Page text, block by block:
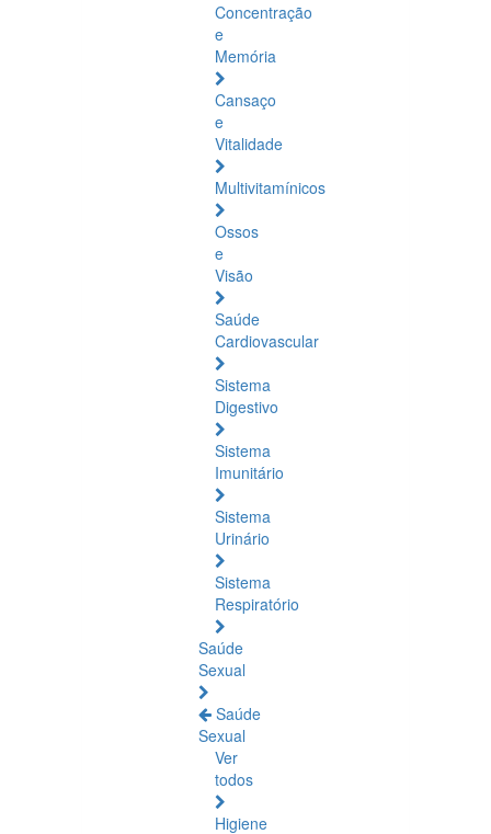
Concentração
e
Memória
Cansaço
e
Vitalidade
Multivitamínicos
Ossos
e
Visão
Saúde
Cardiovascular
Sistema
Digestivo
Sistema
Imunitário
Sistema
Urinário
Sistema
Respiratório
Saúde
Sexual
Saúde
Sexual
Ver
todos
Higiene